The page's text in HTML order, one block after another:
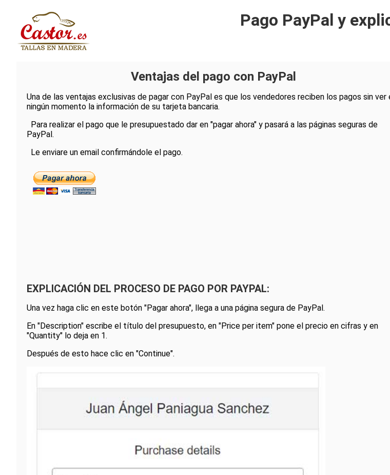
Pago PayPal y
Ventajas del pago con PayPal
Una de las ventajas exclusivas de pagar con PayPal es que los vendedores reciben los pagos sin ver
ningún momento la información de su tarjeta bancaria.
Para realizar el pago que le presupuestado dar en "pagar ahora" y pasará a las páginas seguras de
PayPal.
Le enviare un email confirmándole el pago.
EXPLICACIÓN DEL PROCESO DE PAGO POR PAYPAL:
Una vez haga clic en este botón "Pagar ahora", llega a una página segura de PayPal.
En "Description" escribe el título del presupuesto, en "Price per item" pone el precio en cifras y en
"Quantity" lo deja en 1.
Después de esto hace clic en "Continue".